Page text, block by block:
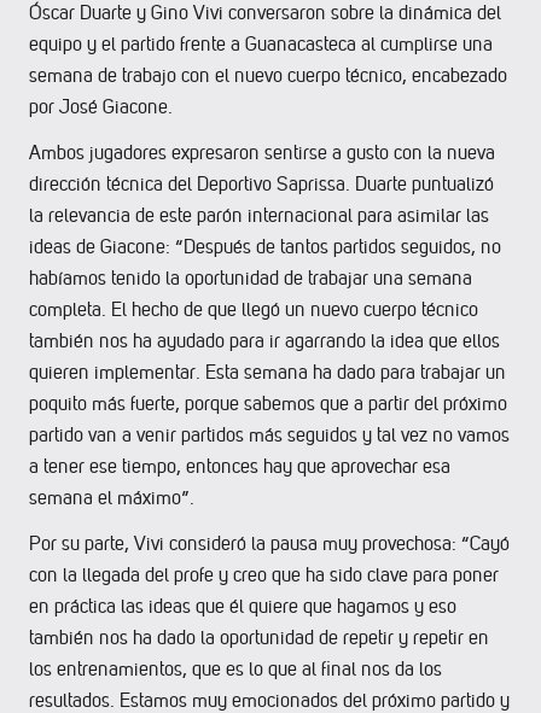
Óscar Duarte y Gino Vivi conversaron sobre la dinámica del
equipo y el partido frente a Guanacasteca al cumplirse una
semana de trabajo con el nuevo cuerpo técnico, encabezado
por José Giacone.
Ambos jugadores expresaron sentirse a gusto con la nueva
dirección técnica del Deportivo Saprissa. Duarte puntualizó
la relevancia de este parón internacional para asimilar las
ideas de Giacone: “Después de tantos partidos seguidos, no
habíamos tenido la oportunidad de trabajar una semana
completa. El hecho de que llegó un nuevo cuerpo técnico
también nos ha ayudado para ir agarrando la idea que ellos
quieren implementar. Esta semana ha dado para trabajar un
poquito más fuerte, porque sabemos que a partir del próximo
partido van a venir partidos más seguidos y tal vez no vamos
a tener ese tiempo, entonces hay que aprovechar esa
semana el máximo”.
Por su parte, Vivi consideró la pausa muy provechosa: “Cayó
con la llegada del profe y creo que ha sido clave para poner
en práctica las ideas que él quiere que hagamos y eso
también nos ha dado la oportunidad de repetir y repetir en
los entrenamientos, que es lo que al final nos da los
resultados. Estamos muy emocionados del próximo partido y